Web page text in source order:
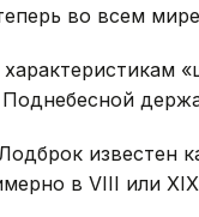
во всем
известен
в VIII или XIX